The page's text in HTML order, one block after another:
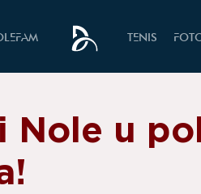
TENIS
Nole u